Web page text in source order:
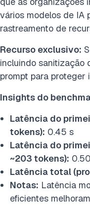
vários modelos de IA
rastreamento de
Recurso exclusivo:
incluindo sanitização
prompt para proteger
Insights do
Latência do
tokens): 0.45 s
Latência do
~203 tokens):
Latência total
Notas: Latência
eficientes